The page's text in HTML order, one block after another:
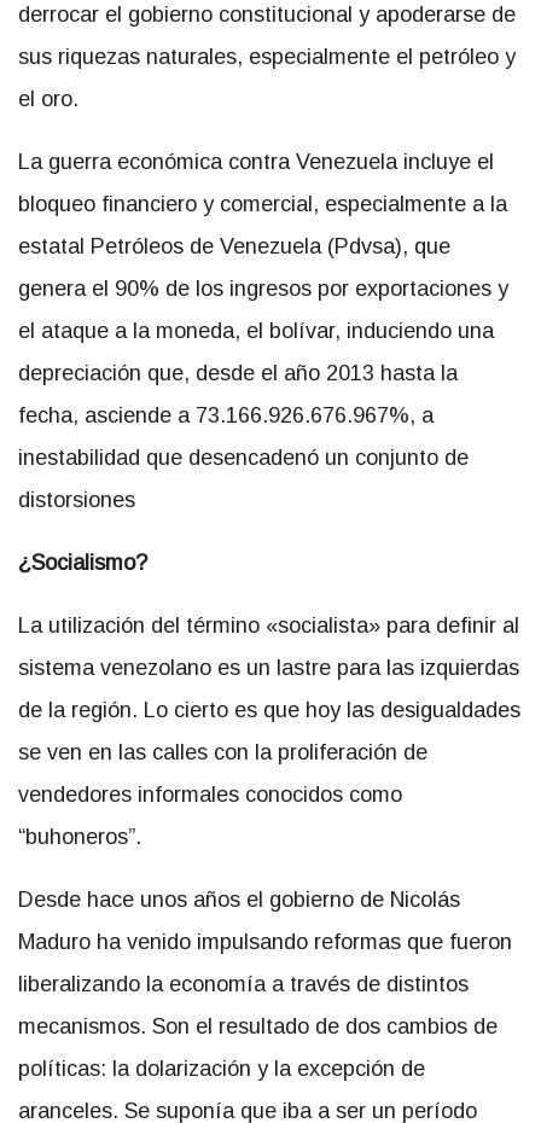
derrocar el gobierno constitucional y apoderarse de
sus riquezas naturales, especialmente el petróleo y
el oro.
La guerra económica contra Venezuela incluye el
bloqueo financiero y comercial, especialmente a la
estatal Petróleos de Venezuela (Pdvsa), que
genera el 90% de los ingresos por exportaciones y
el ataque a la moneda, el bolívar, induciendo una
depreciación que, desde el año 2013 hasta la
fecha, asciende a 73.166.926.676.967%, a
inestabilidad que desencadenó un conjunto de
distorsiones
¿Socialismo?
La utilización del término «socialista» para definir al
sistema venezolano es un lastre para las izquierdas
de la región. Lo cierto es que hoy las desigualdades
se ven en las calles con la proliferación de
vendedores informales conocidos como
“buhoneros”.
Desde hace unos años el gobierno de Nicolás
Maduro ha venido impulsando reformas que fueron
liberalizando la economía a través de distintos
mecanismos. Son el resultado de dos cambios de
políticas: la dolarización y la excepción de
aranceles. Se suponía que iba a ser un período